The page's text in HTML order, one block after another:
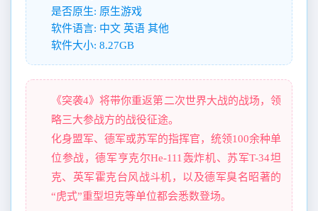
是否原生: 原生游戏
软件语言: 中文 英语 其他
软件大小: 8.27GB
《突袭4》将带你重返第二次世界大战的战场，领
略三大参战方的战役征途。
化身盟军、德军或苏军的指挥官，统领100余种单
位参战，德军亨克尔He-111轰炸机、苏军T-34坦
克、英军霍克台风战斗机，以及德军臭名昭著的
“虎式”重型坦克等单位都会悉数登场。